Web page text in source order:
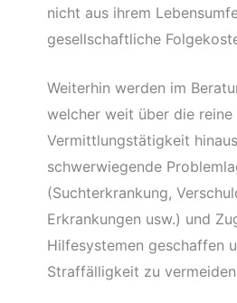
nicht aus ihrem
gesellschaftliche
Weiterhin werden im
welcher weit über die reine
Vermittlungstätigkeit
schwerwiegende
(Suchterkrankung,
Erkrankungen usw.) und
Hilfesystemen geschaffen
Straffälligkeit zu